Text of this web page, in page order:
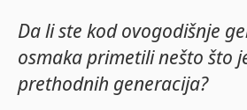
Da li ste kod ovogodišnje
osmaka primetili nešto što
prethodnih generacija?